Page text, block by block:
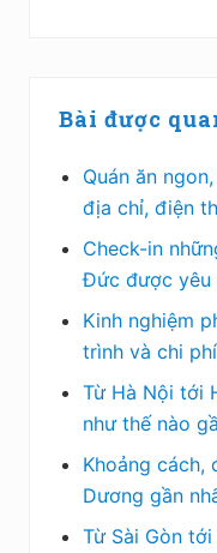
Bài được
Quán ăn
địa chỉ, điện
Check-in
Đức được yêu
Kinh nghiệm
trình và chi phí
Từ Hà Nội tới
như thế nào
Khoảng cách,
Dương gần
Từ Sài Gòn